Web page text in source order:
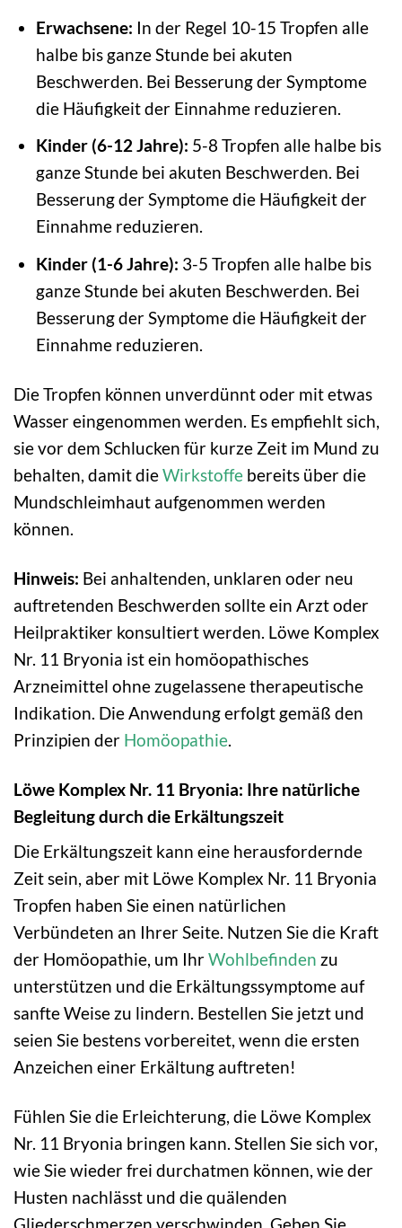
Erwachsene: In der Regel 10-15 Tropfen alle
halbe bis ganze Stunde bei akuten
Beschwerden. Bei Besserung der Symptome
die Häufigkeit der Einnahme reduzieren.
Kinder (6-12 Jahre): 5-8 Tropfen alle halbe bis
ganze Stunde bei akuten Beschwerden. Bei
Besserung der Symptome die Häufigkeit der
Einnahme reduzieren.
Kinder (1-6 Jahre): 3-5 Tropfen alle halbe bis
ganze Stunde bei akuten Beschwerden. Bei
Besserung der Symptome die Häufigkeit der
Einnahme reduzieren.
Die Tropfen können unverdünnt oder mit etwas
Wasser eingenommen werden. Es empfiehlt sich,
sie vor dem Schlucken für kurze Zeit im Mund zu
behalten, damit dieWirkstoffe bereits über die
Mundschleimhaut aufgenommen werden
können.
Hinweis: Bei anhaltenden, unklaren oder neu
auftretenden Beschwerden sollte ein Arzt oder
Heilpraktiker konsultiert werden. Löwe Komplex
Nr. 11 Bryonia ist ein homöopathisches
Arzneimittel ohne zugelassene therapeutische
Indikation. Die Anwendung erfolgt gemäß den
Prinzipien der Homöopathie
Löwe Komplex Nr. 11 Bryonia: Ihre natürliche
Begleitung durch die Erkältungszeit
Die Erkältungszeit kann eine herausfordernde
Zeit sein, aber mit Löwe Komplex Nr. 11 Bryonia
Tropfen haben Sie einen natürlichen
Verbündeten an Ihrer Seite. Nutzen Sie die Kraft
der Homöopathie, um IhrWohlbefinden zu
unterstützen und die Erkältungssymptome auf
sanfte Weise zu lindern. Bestellen Sie jetzt und
seien Sie bestens vorbereitet, wenn die ersten
Anzeichen einer Erkältung auftreten!
Fühlen Sie die Erleichterung, die Löwe Komplex
Nr. 11 Bryonia bringen kann. Stellen Sie sich vor,
wie Sie wieder frei durchatmen können, wie der
Husten nachlässt und die quälenden